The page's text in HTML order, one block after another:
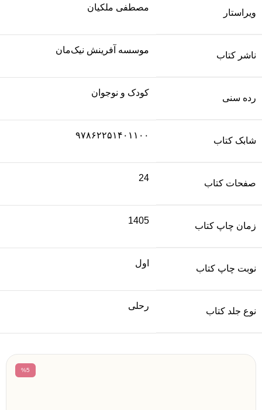
ویراستار
مصطفی ملکیان
ناشر کتاب
موسسه آفرینش نیک‌مان
رده سنی
کودک و نوجوان
شابک کتاب
۹۷۸۶۲۲۵۱۴۰۱۱۰۰
صفحات کتاب
24
زمان چاپ کتاب
1405
نوبت چاپ کتاب
اول
نوع جلد کتاب
رحلی
%5